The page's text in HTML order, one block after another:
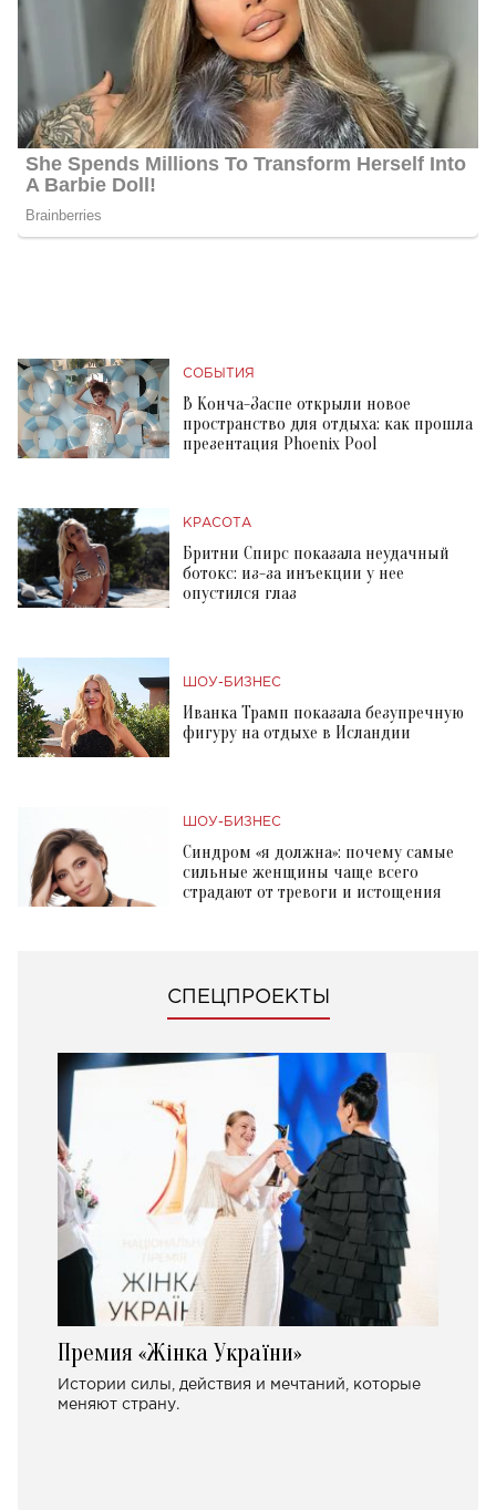
СОБЫТИЯ
В Конча-Заспе открыли новое
пространство для отдыха: как прошла
презентация Phoenix Pool
КРАСОТА
Бритни Спирс показала неудачный
ботокс: из-за инъекции у нее
опустился глаз
ШОУ-БИЗНЕС
Иванка Трамп показала безупречную
фигуру на отдыхе в Исландии
ШОУ-БИЗНЕС
Синдром «я должна»: почему самые
сильные женщины чаще всего
страдают от тревоги и истощения
СПЕЦПРОЕКТЫ
Премия «Жінка України»
Истории силы, действия и мечтаний, которые
меняют страну.